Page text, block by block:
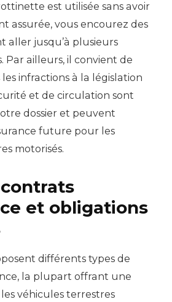
est utilisée sans avoir
assurée, vous encourez des
aller jusqu’à plusieurs
Par ailleurs, il convient de
infractions à la législation
et de circulation sont
dossier et peuvent
future pour les
motorisés.
et obligations
différents types de
la plupart offrant une
véhicules terrestres